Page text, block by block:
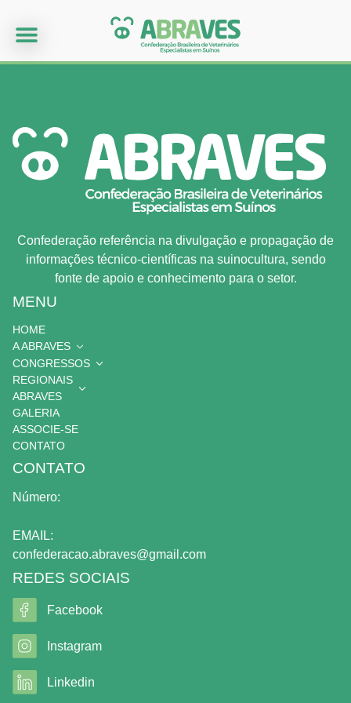
Confederação referência na divulgação e propagação de
informações técnico-científicas na suinocultura, sendo
fonte de apoio e conhecimento para o setor.
MENU
HOME
A ABRAVES
CONGRESSOS
REGIONAIS
ABRAVES
GALERIA
ASSOCIE-SE
CONTATO
CONTATO
Número:
EMAIL:
confederacao.abraves@gmail.com
REDES SOCIAIS
Facebook
Instagram
Linkedin